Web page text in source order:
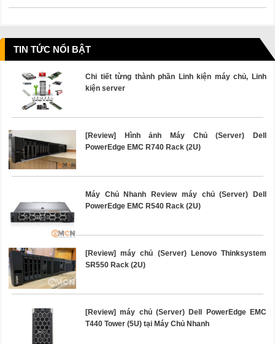
TIN TỨC NỔI BẬT
Chi tiết từng thành phần Linh kiện máy chủ, Linh
kiện server
[Review] Hình ảnh Máy Chủ (Server) Dell
PowerEdge EMC R740 Rack (2U)
Máy Chủ Nhanh Review máy chủ (Server) Dell
PowerEdge EMC R540 Rack (2U)
[Review] máy chủ (Server) Lenovo Thinksystem
SR550 Rack (2U)
[Review] máy chủ (Server) Dell PowerEdge EMC
T440 Tower (5U) tại Máy Chủ Nhanh